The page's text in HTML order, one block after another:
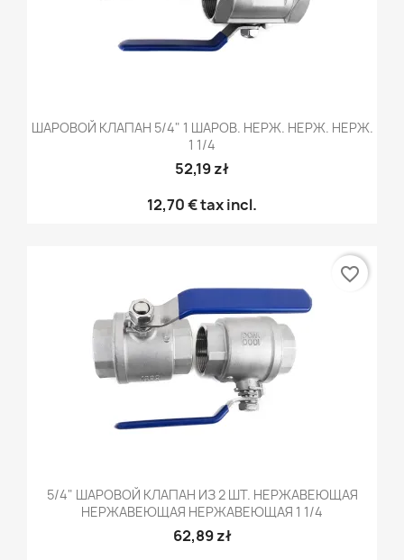
ШАРОВОЙ КЛАПАН 5/4" 1 ШАРОВ. НЕРЖ. НЕРЖ. НЕРЖ.
1 1/4
52,19 zł
12,70 €tax incl.
5/4" ШАРОВОЙ КЛАПАН ИЗ 2 ШТ. НЕРЖАВЕЮЩАЯ
НЕРЖАВЕЮЩАЯ НЕРЖАВЕЮЩАЯ 1 1/4
62,89 zł
favorite_border